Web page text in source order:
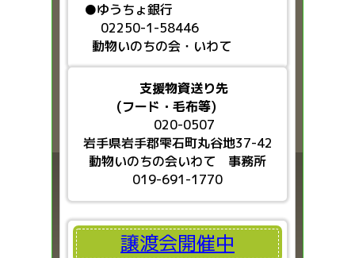
●ゆうちょ銀行
02250-1-58446
動物いのちの会・いわて
支援物資送り先
(フード・毛布等)
020-0507
岩手県岩手郡雫石町丸谷地37-42
動物いのちの会いわて 事務所
019-691-1770
譲渡会開催中